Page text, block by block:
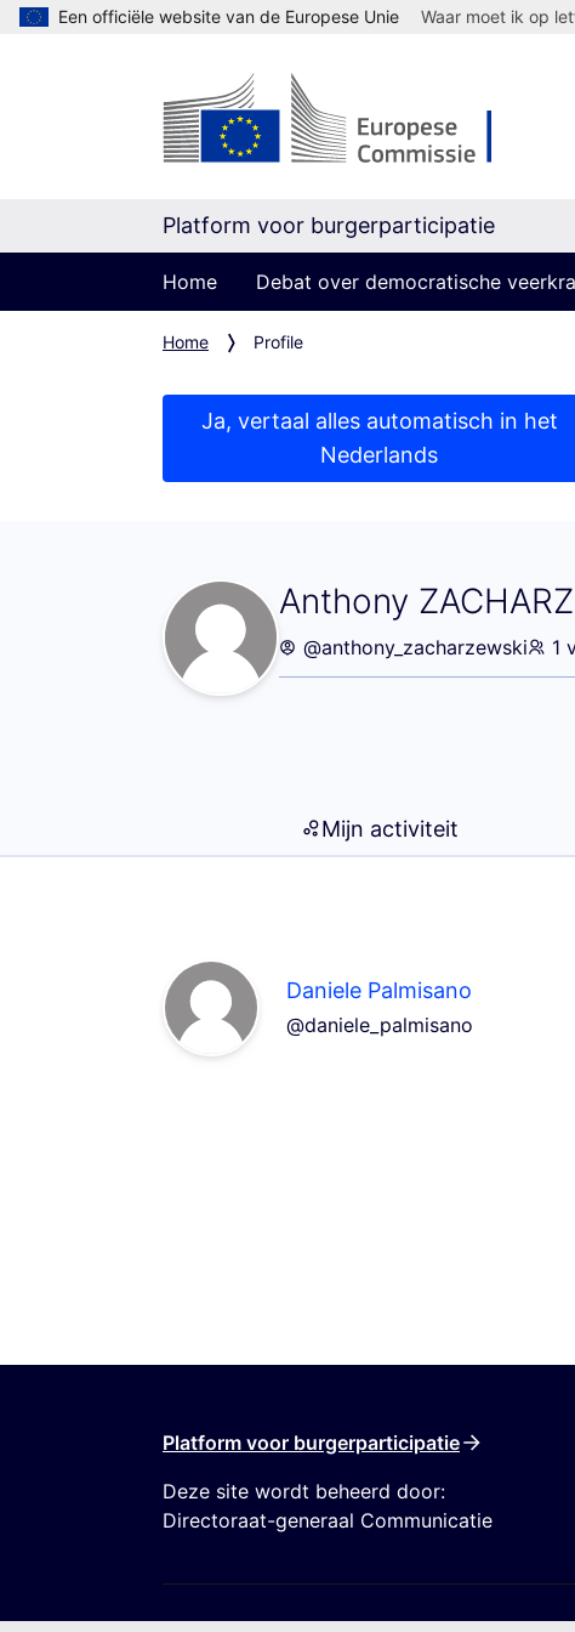
Een officiële website van de Europese Unie Waar moet ik op
Platform voor burgerparticipatie
Home Debat over democratische
Home Profile
Ja, vertaal alles automatisch in het
Nederlands
Anthony
Volgers (Anthony
@anthony_zacharzewski 1
Mijn activiteit
Daniele Palmisano
@daniele_palmisano
Platform voor burgerparticipatie
Deze site wordt beheerd door:
Directoraat-generaal Communicatie